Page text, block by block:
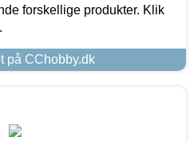
forskellige produkter. Klik
på CChobby.dk